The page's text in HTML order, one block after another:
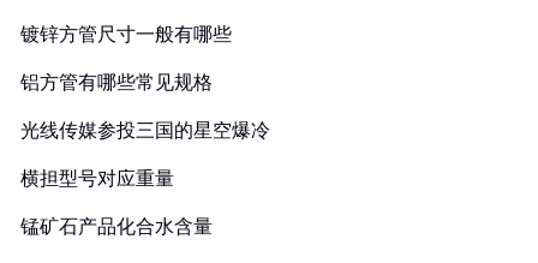
镀锌方管尺寸一般有哪些
铝方管有哪些常见规格
光线传媒参投三国的星空爆冷
横担型号对应重量
锰矿石产品化合水含量